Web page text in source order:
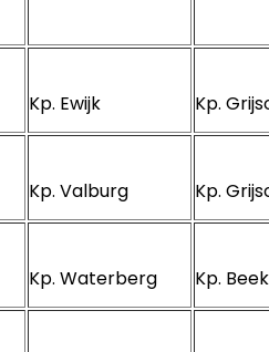
Kp. Ewijk Kp.
Kp. Valburg Kp.
Kp. Waterberg Kp.